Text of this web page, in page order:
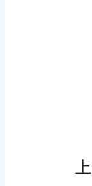
流程自
错误的
支付方
易。通
三、